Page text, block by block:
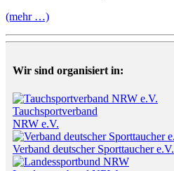
(mehr …)
Wir sind organisiert in:
Tauchsportverband
NRW e.V.
Verband deutscher Sporttaucher e.V.